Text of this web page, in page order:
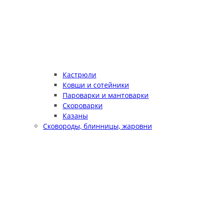
Кастрюли
Ковши и сотейники
Пароварки и мантоварки
Скороварки
Казаны
Сковороды, блинницы, жаровни